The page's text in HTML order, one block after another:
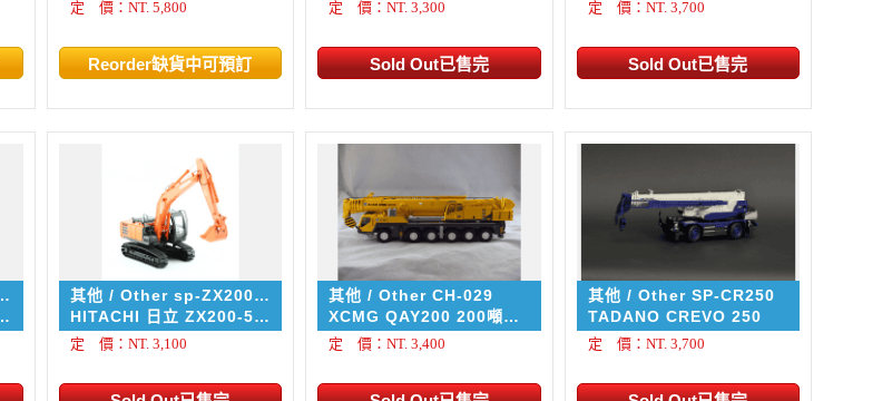
Crane
定 價：NT. 5,800 定 價：NT. 3,300 定 價：NT. 3,700
其他 / Other sp-ZX200-
5G
HITACHI 日立 ZX200-5G
1/50
定 價：NT. 3,100
其他 / Other CH-029
XCMG QAY200 200噸級
(含可調整角度延伸附桿)
車長:34.5cm 車寬:6.0cm
定 價：NT. 3,400
其他 / Other SP-CR250
TADANO CREVO 250
定 價：NT. 3,700